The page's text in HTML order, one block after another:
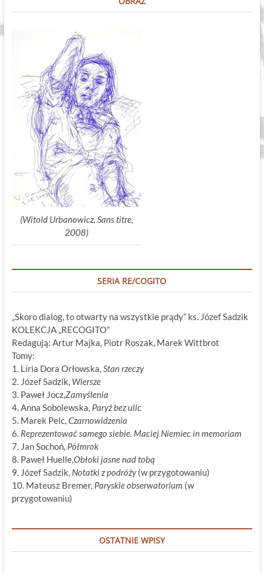
(Witold Urbanowicz, Sans titre,
2008)
SERIA RE/COGITO
„Skoro dialog, to otwarty na wszystkie prądy” ks. Józef Sadzik
KOLEKCJA „RECOGITO”
Redagują: Artur Majka, Piotr Roszak, Marek Wittbrot
Tomy:
1. Líria Dora Orłowska,Stan rzeczy
2. Józef Sadzik, Wiersze
3. Paweł Jocz,Zamyślenia
4. Anna Sobolewska, Paryż bez ulic
5. Marek Pelc,Czarnowidzenia
6. Reprezentować samego siebie. Maciej Niemiec in memoriam
7. Jan Sochoń, Półmrok
8. Paweł Huelle,Obłoki jasne nad tobą
9. Józef Sadzik, Notatki z podróży(w przygotowaniu)
10. Mateusz Bremer, Paryskie obserwatorium (w
przygotowaniu)
OSTATNIE WPISY